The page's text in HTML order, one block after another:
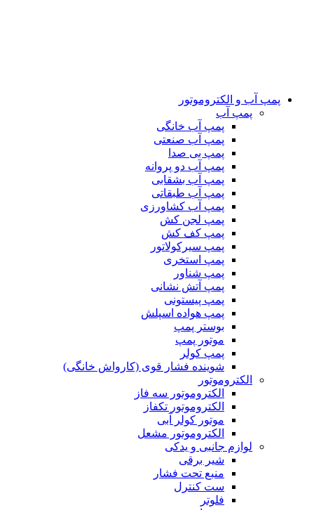
پمپ آب و الکتروموتور
پمپ آب
پمپ آب خانگی
پمپ آب صنعتی
پمپ بی صدا
پمپ آب دو پروانه
پمپ آب بشقابی
پمپ آب طبقاتی
پمپ آب کشاورزی
پمپ لجن کش
پمپ کف کش
پمپ سیرکولاتور
پمپ استخری
پمپ شناور
پمپ آتش نشانی
پمپ پیستونی
پمپ هواده اسپلش
بوستر پمپ
موتور پمپ
پمپ کولر
شوینده فشار قوی (کارواش خانگی)
الکتروموتور
الکتروموتور سه فاز
الکتروموتور تکفاز
موتور کولر آبی
الکتروموتور مشعل
لوازم جانبی و یدکی
شیر برقی
منبع تحت فشار
ست کنترل
فلوتر